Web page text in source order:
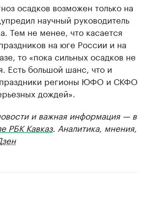
осадков возможен только на
научный руководитель
Тем не менее, что касается
на юге России и на
то «пока сильных осадков не
Есть большой шанс, что и
регионы ЮФО и СКФО
дождей».
и важная информация — в
РБК Кавказ. Аналитика, мнения,